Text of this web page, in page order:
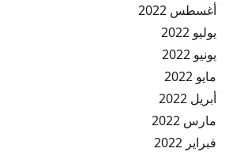
أغسطس 2022
يوليو 2022
يونيو 2022
مايو 2022
أبريل 2022
مارس 2022
فبراير 2022